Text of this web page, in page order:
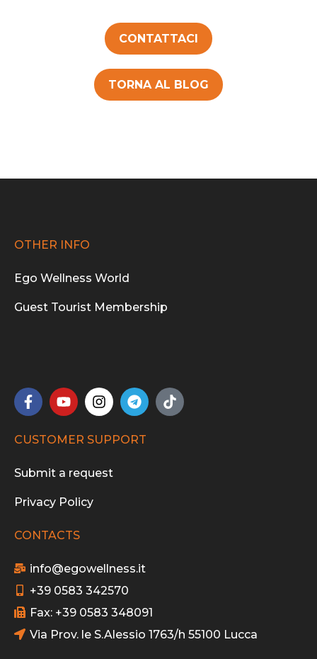
CONTATTACI
TORNA AL BLOG
OTHER INFO
Ego Wellness World
Guest Tourist Membership
CUSTOMER SUPPORT
Submit a request
Privacy Policy
CONTACTS
info@egowellness.it
+39 0583 342570
Fax: +39 0583 348091
Via Prov. le S.Alessio 1763/h 55100 Lucca